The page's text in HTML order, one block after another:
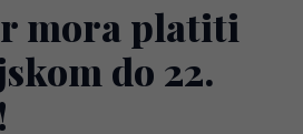
mora platiti
do 22.